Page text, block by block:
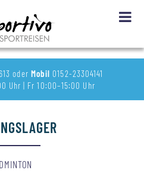
oder Mobil0152-23304141
Uhr | Fr 10:00–15:00 Uhr